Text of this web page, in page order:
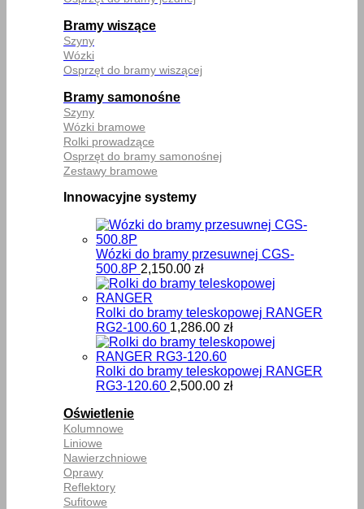
Bramy wiszące
Szyny
Wózki
Osprzęt do bramy wiszącej
Bramy samonośne
Szyny
Wózki bramowe
Rolki prowadzące
Osprzęt do bramy samonośnej
Zestawy bramowe
Innowacyjne systemy
Wózki do bramy przesuwnej CGS-
500.8P 2,150.00 zł
Rolki do bramy teleskopowej RANGER
RG2-100.60 1,286.00 zł
Rolki do bramy teleskopowej RANGER
RG3-120.60 2,500.00 zł
Oświetlenie
Kolumnowe
Liniowe
Nawierzchniowe
Oprawy
Reflektory
Sufitowe